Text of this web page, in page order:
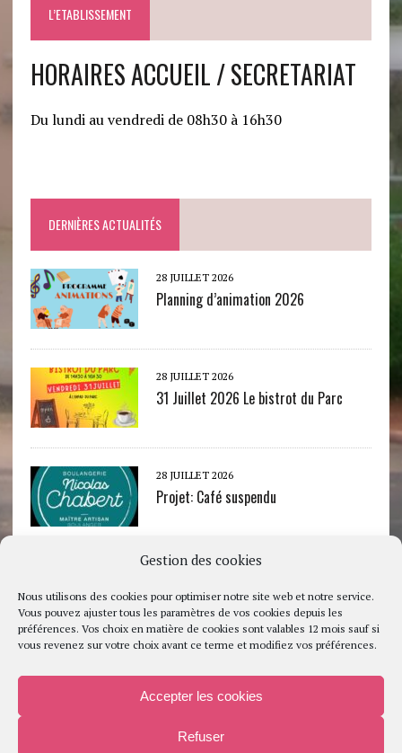
Gestion des cookies
Nous utilisons des cookies pour optimiser notre site web et notre service.
Vous pouvez ajuster tous les paramètres de vos cookies depuis les
préférences. Vos choix en matière de cookies sont valables 12 mois sauf si
vous revenez sur votre choix avant ce terme et modifiez vos préférences.
Accepter les cookies
Refuser
L’ETABLISSEMENT
HORAIRES ACCUEIL / SECRETARIAT
Du lundi au vendredi de 08h30 à 16h30
DERNIÈRES ACTUALITÉS
28 JUILLET 2026
Planning d’animation 2026
28 JUILLET 2026
31 Juillet 2026 Le bistrot du Parc
28 JUILLET 2026
Projet: Café suspendu
Menu 2026
5 JUIN 2026
Balade à vélo